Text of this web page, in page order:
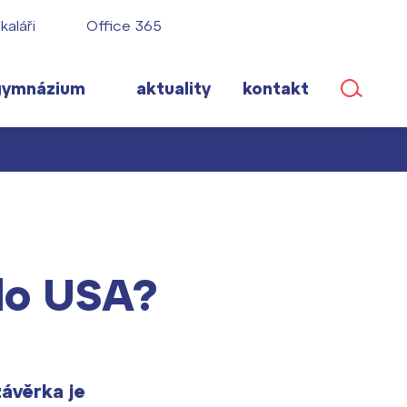
roku
aktuality kontakt
Office 365
USA?
je